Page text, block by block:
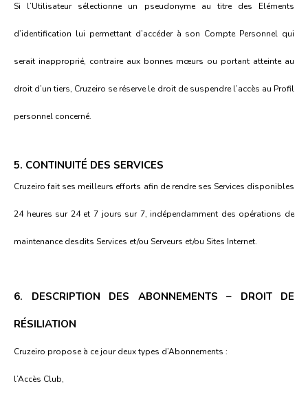
Si l’Utilisateur sélectionne un pseudonyme au titre des Eléments
d’identification lui permettant d’accéder à son Compte Personnel qui
serait inapproprié, contraire aux bonnes mœurs ou portant atteinte au
droit d’un tiers, Cruzeiro se réserve le droit de suspendre l’accès au Profil
personnel concerné.
5. CONTINUITÉ DES SERVICES
Cruzeiro fait ses meilleurs efforts afin de rendre ses Services disponibles
24 heures sur 24 et 7 jours sur 7, indépendamment des opérations de
maintenance desdits Services et/ou Serveurs et/ou Sites Internet.
6. DESCRIPTION DES ABONNEMENTS – DROIT DE
RÉSILIATION
Cruzeiro propose à ce jour deux types d’Abonnements :
l’Accès Club,